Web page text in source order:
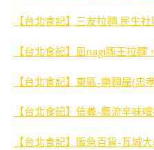
【台北食記】三友拉麵 民生
【台北食記】凪nagi豚王拉
【台北食記】東區-樂麵屋(忠
【台北食記】信義-鷹流辛味
【台北食記】阪急百貨-瓦城